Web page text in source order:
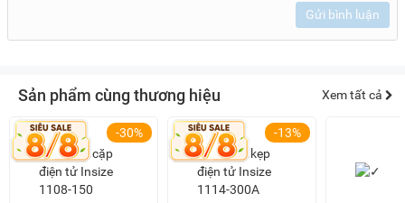
Gửi bình luận
Sản phẩm cùng thương hiệu Xem tất cả
-30% -13%